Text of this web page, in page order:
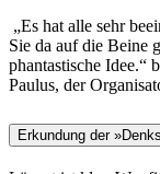
„Es hat alle sehr
Sie da auf die Beine
phantastische Idee.“
Paulus, der
Erkundung der